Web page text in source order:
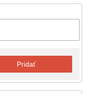
Pridať